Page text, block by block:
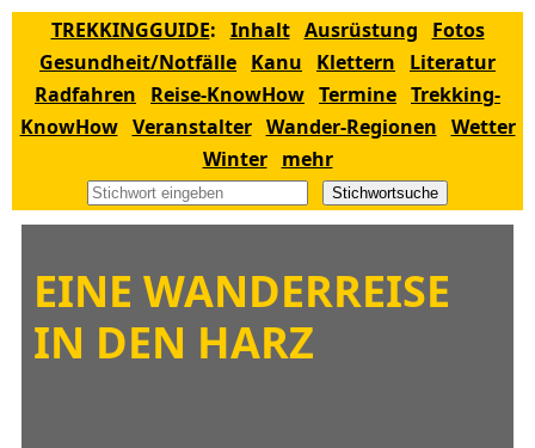
TREKKINGGUIDE: Inhalt Ausrüstung
Fotos
Gesundheit/Notfälle Kanu Klettern
Literatur
Radfahren
Reise-KnowHow Termine Trekking-
KnowHow Veranstalter Wander-Regionen Wetter
Winter
mehr
Stichwortsuche
EINE WANDERREISE
IN DEN HARZ